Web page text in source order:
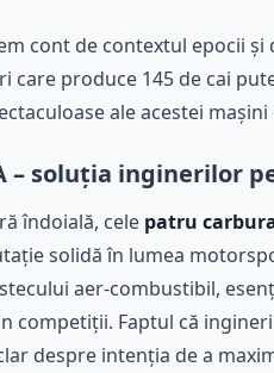
cont de contextul epocii
produce 145 de cai
ale acestei mașini
– soluția inginerilor
îndoială, cele patru
solidă în lumea
aer-combustibil,
competiții. Faptul că
despre intenția de a